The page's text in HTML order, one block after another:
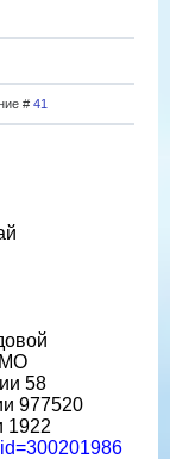
# 41
58
977520
1922